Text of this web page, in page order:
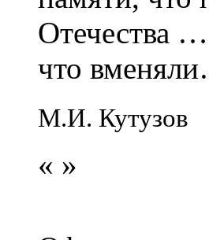
Отечества
что
М.И. Кутузов
« »